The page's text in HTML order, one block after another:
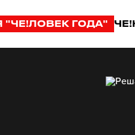
"ЧЕ!ЛОВЕК ГОДА"